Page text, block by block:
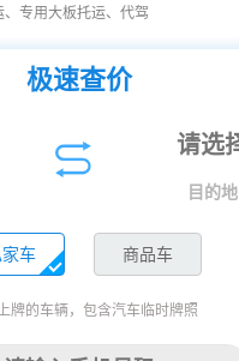
专用大板托运、代驾
极速查价
目的地
车 商品车
牌的车辆，包含汽车临时牌照